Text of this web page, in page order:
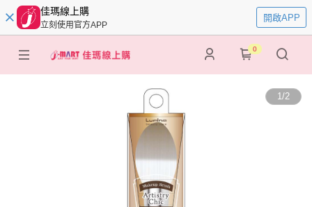
佳瑪線上購
立刻使用官方APP
開啟APP
0
1/2